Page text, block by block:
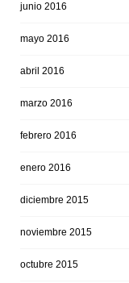
junio 2016
mayo 2016
abril 2016
marzo 2016
febrero 2016
enero 2016
diciembre 2015
noviembre 2015
octubre 2015